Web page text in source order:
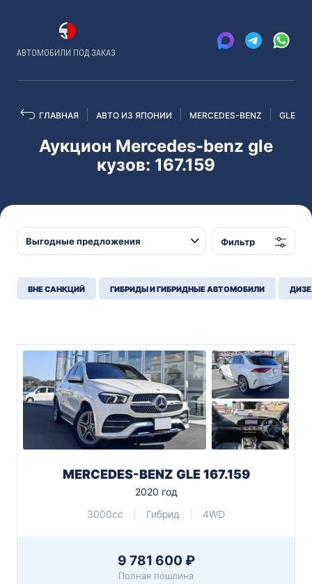
АВТОМОБИЛИ ПОД ЗАКАЗ
ГЛАВНАЯ АВТО ИЗ ЯПОНИИ MERCEDES-BENZ GLE
Аукцион Mercedes-benz gle
кузов: 167.159
Фильтр
ВНЕ САНКЦИЙ ГИБРИДЫ И ГИБРИДНЫЕ АВТОМОБИЛИ
MERCEDES-BENZ GLE 167.159
2020 год
3000cc
Гибрид 4WD
9 781 600 ₽
Полная пошлина